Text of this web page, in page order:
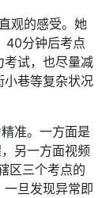
观的感受。她
40分钟后考点
考试，也尽量减
小巷等复杂状况
准。一方面是
另一方面视频
区三个考点的
旦发现异常即